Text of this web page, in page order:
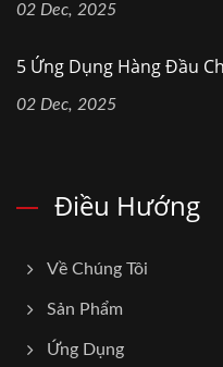
02 Dec, 2025
5 Ứng Dụng Hàng Đầu
02 Dec, 2025
Điều Hướng
Về Chúng Tôi
Sản Phẩm
Ứng Dụng